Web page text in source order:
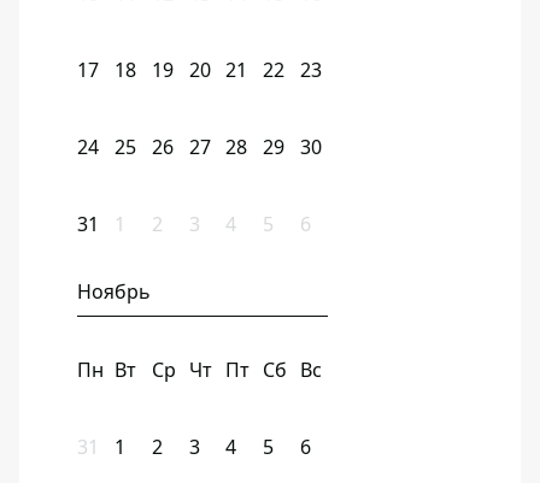
17 18 19 20 21 22 23
24 25 26 27 28 29 30
31 1 2 3 4 5 6
Ноябрь
Пн Вт Ср Чт Пт Сб Вс
31 1 2 3 4 5 6